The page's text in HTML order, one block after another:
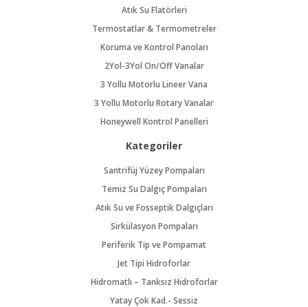
Atık Su Flatörleri
Termostatlar & Termometreler
Koruma ve Kontrol Panoları
2Yol-3Yol On/Off Vanalar
3 Yollu Motorlu Lineer Vana
3 Yollu Motorlu Rotary Vanalar
Honeywell Kontrol Panelleri
Kategoriler
Santrifüj Yüzey Pompaları
Temiz Su Dalgıç Pompaları
Atık Su ve Fosseptik Dalgıçları
Sirkülasyon Pompaları
Periferik Tip ve Pompamat
Jet Tipi Hidroforlar
Hidromatlı – Tanksız Hidroforlar
Yatay Çok Kad.- Sessiz